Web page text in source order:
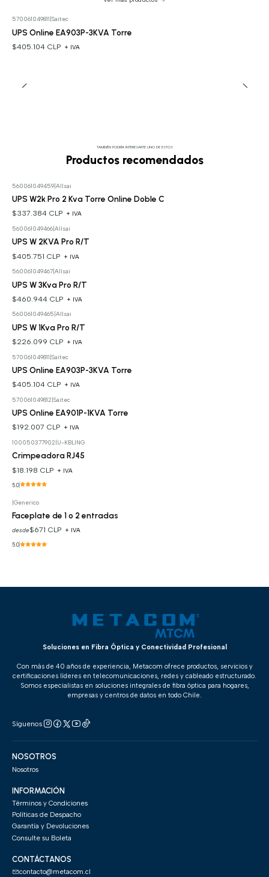
570061049811 Saitec
UPS Online EA903P-3KVA Torre
$405.104 CLP + IVA
TAMBIÉN PODRÍA INTERESARTE UNO DE ESTOS
Productos recomendados
560061049459| Allsai
UPS W2k Pro 2 Kva Torre Online Doble C
$337.384 CLP + IVA
560061049466| Allsai
UPS W 2KVA Pro R/T
$405.751 CLP + IVA
560061049467| Allsai
UPS W 3Kva Pro R/T
$460.944 CLP + IVA
560061049465 Allsai
UPS W 1Kva Pro R/T
$226.099 CLP + IVA
570061049811 Saitec
UPS Online EA903P-3KVA Torre
$405.104 CLP + IVA
570061049812 Saitec
UPS Online EA901P-1KVA Torre
$192.007 CLP + IVA
100050377902 U-KBLING
Crimpeadora RJ45
$18.198 CLP + IVA
5.0
Generico
Faceplate de 1 o 2 entradas
desde$671 CLP + IVA
5.0
Soluciones en Fibra Óptica y Conectividad Profesional
Con más de 40 años de experiencia, Metacom ofrece productos, servicios y
certificaciones líderes en telecomunicaciones, redes y cableado estructurado.
Somos especialistas en soluciones integrales de fibra óptica para hogares,
empresas y centros de datos en todo Chile.
Síguenos
NOSOTROS
Nosotros
INFORMACIÓN
Términos y Condiciones
Políticas de Despacho
Garantía y Devoluciones
Consulte su Boleta
CONTÁCTANOS
contacto@metacom.cl